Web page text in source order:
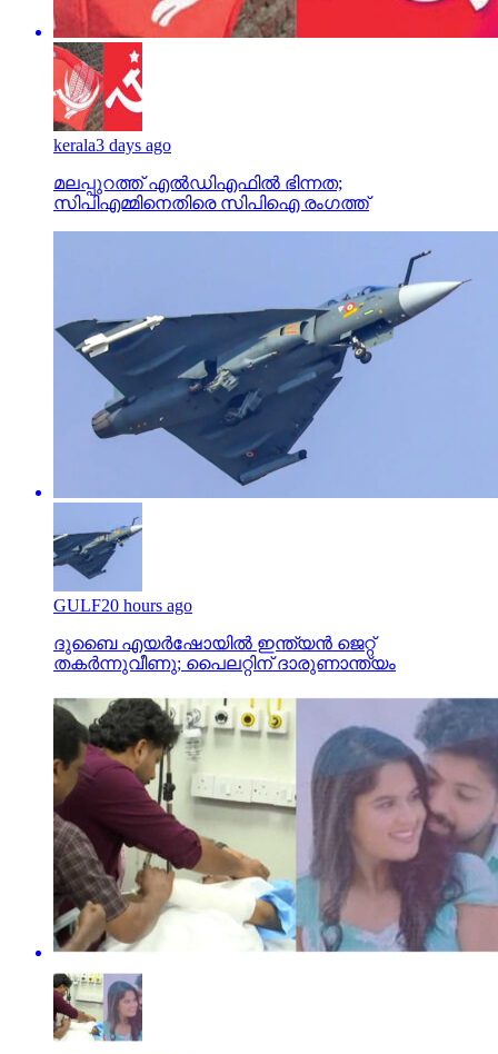
kerala3 days ago
മലപ്പുറത്ത് എല്‍ഡിഎഫില്‍ ഭിന്നത;
സിപിഎമ്മിനെതിരെ സിപിഐ രംഗത്ത്
GULF20 hours ago
ദുബൈ എയര്‍ഷോയില്‍ ഇന്ത്യന്‍ ജെറ്റ്
തകര്‍ന്നുവീണു; പൈലറ്റിന് ദാരുണാന്ത്യം